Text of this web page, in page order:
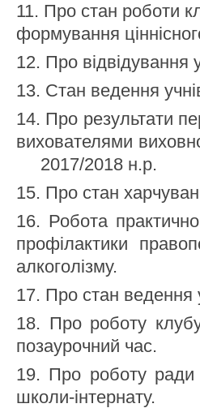
11. Про стан роботи
формування
12. Про відвідування
13. Стан ведення
14. Про результати
вихователями
2017/2018 н.р.
15. Про стан
16. Робота
профілактики
алкоголізму.
17. Про стан ведення
18. Про роботу
позаурочний час.
19. Про роботу ради
школи-інтернату.